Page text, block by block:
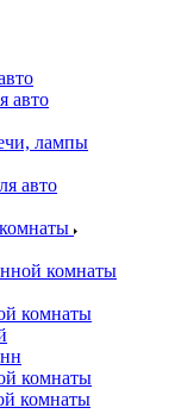
авто
лампы
авто
комнаты
комнаты
комнаты
комнаты